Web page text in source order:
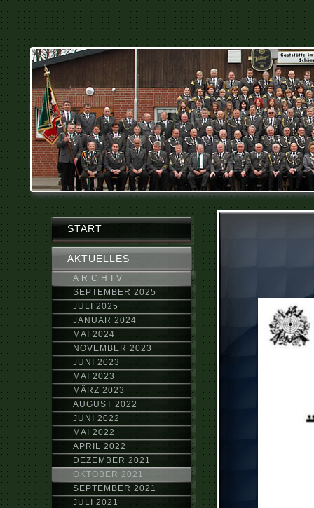
START
AKTUELLES
A R C H I V
SEPTEMBER 2025
JULI 2025
JANUAR 2024
MAI 2024
NOVEMBER 2023
JUNI 2023
MAI 2023
MÄRZ 2023
AUGUST 2022
JUNI 2022
MAI 2022
APRIL 2022
DEZEMBER 2021
OKTOBER 2021
SEPTEMBER 2021
JULI 2021